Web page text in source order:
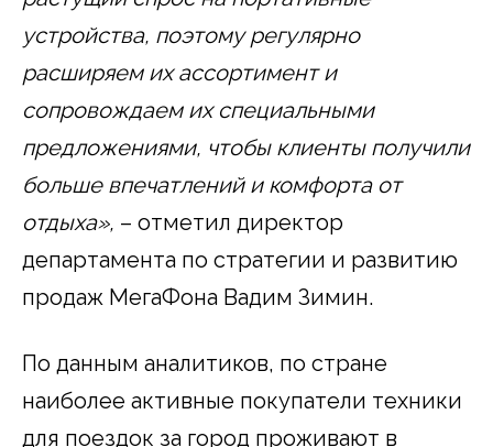
устройства, поэтому регулярно
расширяем их ассортимент и
сопровождаем их специальными
предложениями, чтобы клиенты получили
больше впечатлений и комфорта от
отдыха», – отметил директор
департамента по стратегии и развитию
продаж МегаФона Вадим Зимин.
По данным аналитиков, по стране
наиболее активные покупатели техники
для поездок за город проживают в